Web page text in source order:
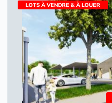
LOTS À VENDRE & À LOUER